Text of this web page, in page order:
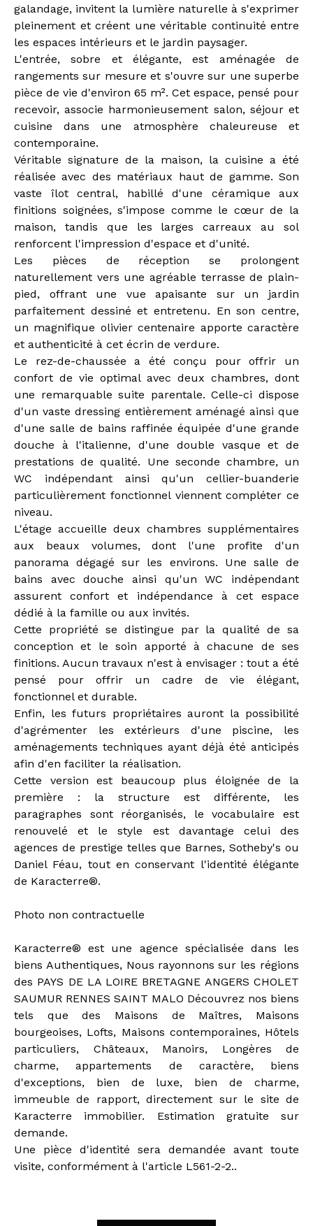
galandage, invitent la lumière naturelle à s'exprimer
pleinement et créent une véritable continuité entre
les espaces intérieurs et le jardin paysager.
L'entrée, sobre et élégante, est aménagée de
rangements sur mesure et s'ouvre sur une superbe
pièce de vie d'environ 65 m². Cet espace, pensé pour
recevoir, associe harmonieusement salon, séjour et
cuisine dans une atmosphère chaleureuse et
contemporaine.
Véritable signature de la maison, la cuisine a été
réalisée avec des matériaux haut de gamme. Son
vaste îlot central, habillé d'une céramique aux
finitions soignées, s'impose comme le cœur de la
maison, tandis que les larges carreaux au sol
renforcent l'impression d'espace et d'unité.
Les pièces de réception se prolongent
naturellement vers une agréable terrasse de plain-
pied, offrant une vue apaisante sur un jardin
parfaitement dessiné et entretenu. En son centre,
un magnifique olivier centenaire apporte caractère
et authenticité à cet écrin de verdure.
Le rez-de-chaussée a été conçu pour offrir un
confort de vie optimal avec deux chambres, dont
une remarquable suite parentale. Celle-ci dispose
d'un vaste dressing entièrement aménagé ainsi que
d'une salle de bains raffinée équipée d'une grande
douche à l'italienne, d'une double vasque et de
prestations de qualité. Une seconde chambre, un
WC indépendant ainsi qu'un cellier-buanderie
particulièrement fonctionnel viennent compléter ce
niveau.
L'étage accueille deux chambres supplémentaires
aux beaux volumes, dont l'une profite d'un
panorama dégagé sur les environs. Une salle de
bains avec douche ainsi qu'un WC indépendant
assurent confort et indépendance à cet espace
dédié à la famille ou aux invités.
Cette propriété se distingue par la qualité de sa
conception et le soin apporté à chacune de ses
finitions. Aucun travaux n'est à envisager : tout a été
pensé pour offrir un cadre de vie élégant,
fonctionnel et durable.
Enfin, les futurs propriétaires auront la possibilité
d'agrémenter les extérieurs d'une piscine, les
aménagements techniques ayant déjà été anticipés
afin d'en faciliter la réalisation.
Cette version est beaucoup plus éloignée de la
première : la structure est différente, les
paragraphes sont réorganisés, le vocabulaire est
renouvelé et le style est davantage celui des
agences de prestige telles que Barnes, Sotheby's ou
Daniel Féau, tout en conservant l'identité élégante
de Karacterre®.
Photo non contractuelle
Karacterre® est une agence spécialisée dans les
biens Authentiques, Nous rayonnons sur les régions
des PAYS DE LA LOIRE BRETAGNE ANGERS CHOLET
SAUMUR RENNES SAINT MALO Découvrez nos biens
tels que des Maisons de Maîtres, Maisons
bourgeoises, Lofts, Maisons contemporaines, Hôtels
particuliers, Châteaux, Manoirs, Longères de
charme, appartements de caractère, biens
d'exceptions, bien de luxe, bien de charme,
immeuble de rapport, directement sur le site de
Karacterre immobilier. Estimation gratuite sur
demande.
Une pièce d'identité sera demandée avant toute
visite, conformément à l'article L561-2-2..